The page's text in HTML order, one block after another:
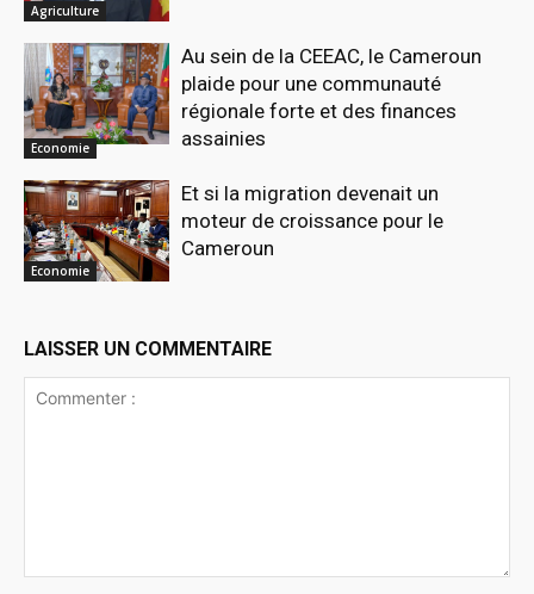
Agriculture
Economie
Au sein de la CEEAC, le Cameroun
plaide pour une communauté
régionale forte et des finances
assainies
Economie
Et si la migration devenait un
moteur de croissance pour le
Cameroun
LAISSER UN COMMENTAIRE